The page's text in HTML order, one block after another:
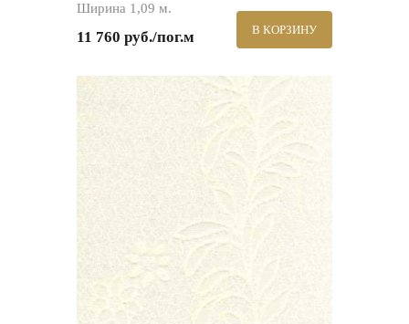
Ширина 1,09 м.
11 760 руб./пог.м В КОРЗИНУ